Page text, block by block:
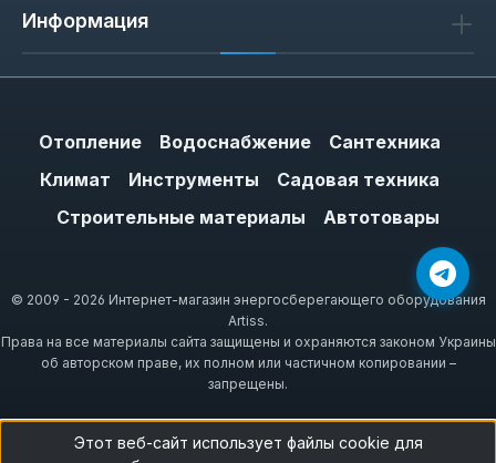
Информация
Отопление Водоснабжение
Сантехника
Климат
Инструменты
Садовая техника
Строительные материалы
Автотовары
© 2009 - 2026 Интернет-магазин энергосберегающего оборудования
Artiss.
Права на все материалы сайта защищены и охраняются законом Украины
об авторском праве, их полном или частичном копировании –
запрещены.
Этот веб-сайт использует файлы cookie для